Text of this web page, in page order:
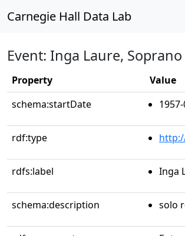
Carnegie Hall Data Lab
Event: Inga Laure, Soprano
Property
Value
schema:startDate
rdf:type
rdfs:label Inga
schema:description solo